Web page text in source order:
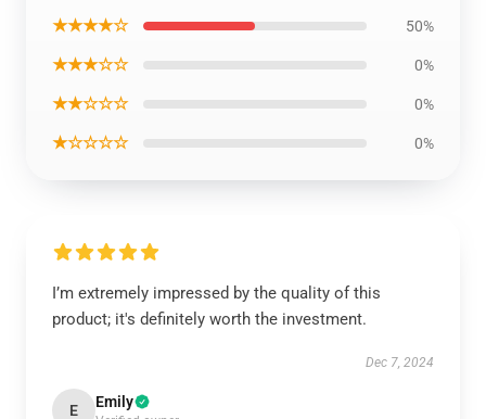
★★★★☆ 50%
★★★☆☆ 0%
★★☆☆☆ 0%
★☆☆☆☆ 0%
I’m extremely impressed by the quality of this
product; it's definitely worth the investment.
Dec 7, 2024
E Emily